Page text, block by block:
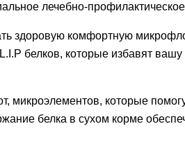
лечебно-
здоровую комфортную
белков, которые избавят
которые
белка в сухом корме